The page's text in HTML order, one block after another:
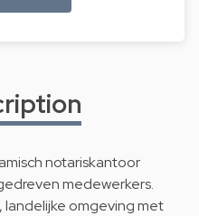
notariskantoor
medewerkers.
landelijke omgeving met